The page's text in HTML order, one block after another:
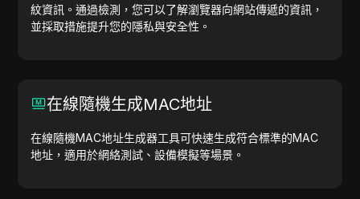
紋資訊。通過檢測，您可以了解瀏覽器向網站傳遞的資訊，
並採取措施提升您的隱私與安全性。
在線隨機生成MAC地址
在線隨機MAC地址生成器工具可快速生成符合標準的MAC
地址，適用於網絡測試、設備模擬等場景。